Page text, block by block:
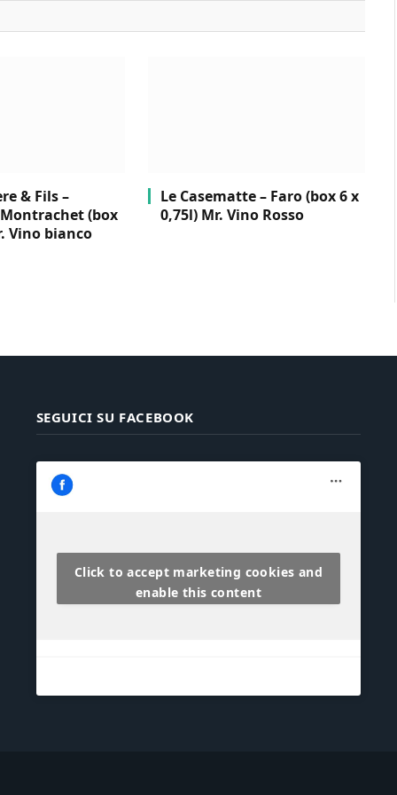
& Fils –
(box
Vino bianco
Le Casematte – Faro (box 6 x
0,75l) Mr. Vino Rosso
SEGUICI SU FACEBOOK
Click to accept marketing cookies and
enable this content